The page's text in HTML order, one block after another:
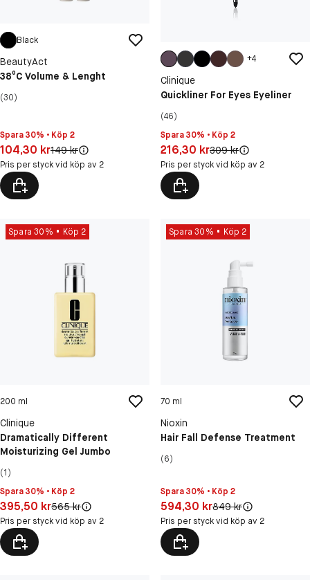
Black
BeautyAct
38⁰C Volume & Lenght
(30)
Spara 30% • Köp 2
Pris: 104,30 kr
104,30 krOriginal pris:
149 kr
Pris per styck vid köp av 2
+4
Clinique
Quickliner For Eyes Eyeliner
(46)
Spara 30% • Köp 2
Pris: 216,30 kr
216,30 krOriginal pris:
309 kr
Pris per styck vid köp av 2
Spara 30% Köp 2
200 ml
Clinique
Dramatically Different
Moisturizing Gel Jumbo
(1)
Spara 30% • Köp 2
Pris: 395,50 kr
395,50 krOriginal pris:
565 kr
Pris per styck vid köp av 2
Spara 30% Köp 2
70 ml
Nioxin
Hair Fall Defense Treatment
(6)
Spara 30% • Köp 2
Pris: 594,30 kr
594,30 krOriginal pris:
849 kr
Pris per styck vid köp av 2